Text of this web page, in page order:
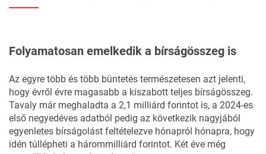
Folyamatosan emelkedik a bírságösszeg is
Az egyre több és több büntetés természetesen azt jelenti,
hogy évről évre magasabb a kiszabott teljes bírságösszeg.
Tavaly már meghaladta a 2,1 milliárd forintot is, a 2024-es
első negyedéves adatból pedig az következik nagyjából
egyenletes bírságolást feltételezve hónapról hónapra, hogy
idén túllépheti a hárommilliárd forintot. Két éve még